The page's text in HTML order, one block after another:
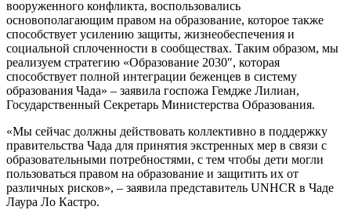
вооруженного конфликта, воспользовались
основополагающим правом на образование, которое также
способствует усилению защиты, жизнеобеспечения и
социальной сплоченности в сообществах. Таким образом, мы
реализуем стратегию «Образование 2030″, которая
способствует полной интеграции беженцев в систему
образования Чада» – заявила госпожа Гемдже Лилиан,
Государственный Секретарь Министерства Образования.
«Мы сейчас должны действовать коллективно в поддержку
правительства Чада для принятия экстренных мер в связи с
образовательными потребностями, с тем чтобы дети могли
пользоваться правом на образование и защитить их от
различных рисков», – заявила представитель UNHCR в Чаде
Лаура Ло Кастро.